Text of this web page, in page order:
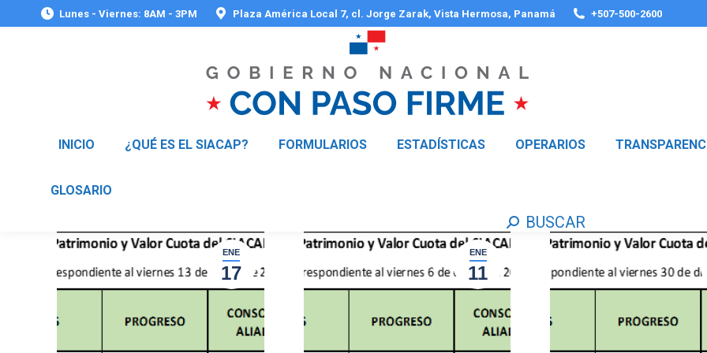
Lunes - Viernes: 8AM - 3PM Plaza América Local 7, cl. Jorge Zarak, Vista Hermosa, Panamá +507-500-2600
INICIO ¿QUÉ ES EL SIACAP? FORMULARIOS ESTADÍSTICAS OPERARIOS
GLOSARIO
Buscar:BUSCAR
ENE
17
ENE
11